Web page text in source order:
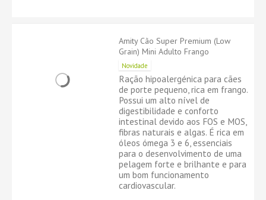
Amity Cão Super Premium (Low
Grain) Mini Adulto Frango
Novidade
Ração hipoalergénica para cães
de porte pequeno, rica em frango.
Possui um alto nível de
digestibilidade e conforto
intestinal devido aos FOS e MOS,
fibras naturais e algas. É rica em
óleos ómega 3 e 6, essenciais
para o desenvolvimento de uma
pelagem forte e brilhante e para
um bom funcionamento
cardiovascular.